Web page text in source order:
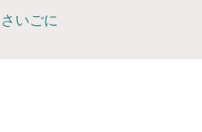
さいごに